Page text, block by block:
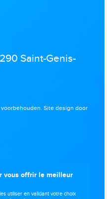
Saint-Genis-
Site design door
vous offrir le meilleur
utiliser en validant votre choix